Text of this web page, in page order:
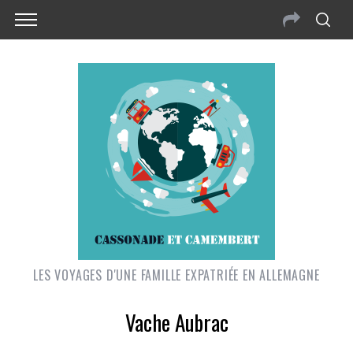
LES VOYAGES D'UNE FAMILLE EXPATRIÉE EN ALLEMAGNE
Vache Aubrac